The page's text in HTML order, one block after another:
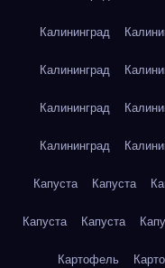
Калининград
Калининград
Калининград
Калининград
Капуста Капуста
Капуста Капуста
Картофель